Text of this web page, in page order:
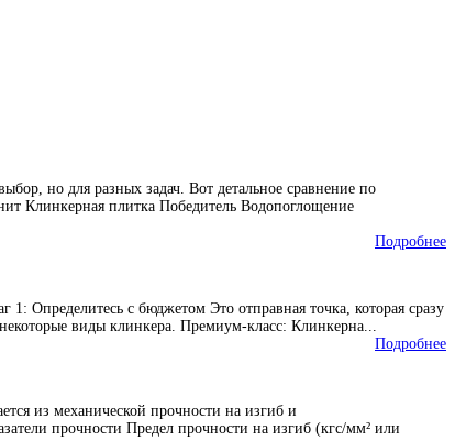
но для разных задач. Вот детальное сравнение по
Клинкерная плитка Победитель Водопоглощение
Подробнее
Определитесь с бюджетом Это отправная точка, которая сразу
виды клинкера. Премиум-класс: Клинкерна...
Подробнее
из механической прочности на изгиб и
прочности Предел прочности на изгиб (кгс/мм² или